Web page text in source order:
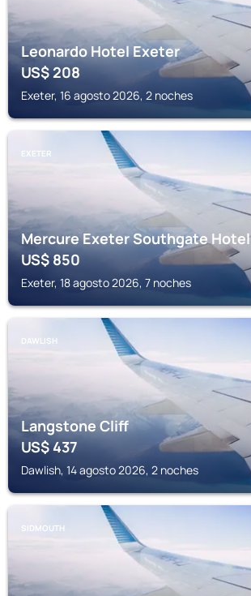
Leonardo Hotel Exeter
US$208
Exeter, 16 agosto 2026, 2 noches
EXETER
Mercure Exeter Southgate Hotel
US$850
Exeter, 18 agosto 2026, 7 noches
DAWLISH
Langstone Cliff
US$437
Dawlish, 14 agosto 2026, 2 noches
SIDMOUTH